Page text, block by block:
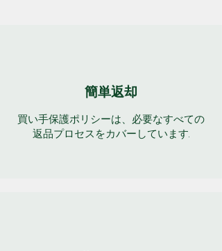
簡単返却
買い手保護ポリシーは、必要なすべての
返品プロセスをカバーしています.